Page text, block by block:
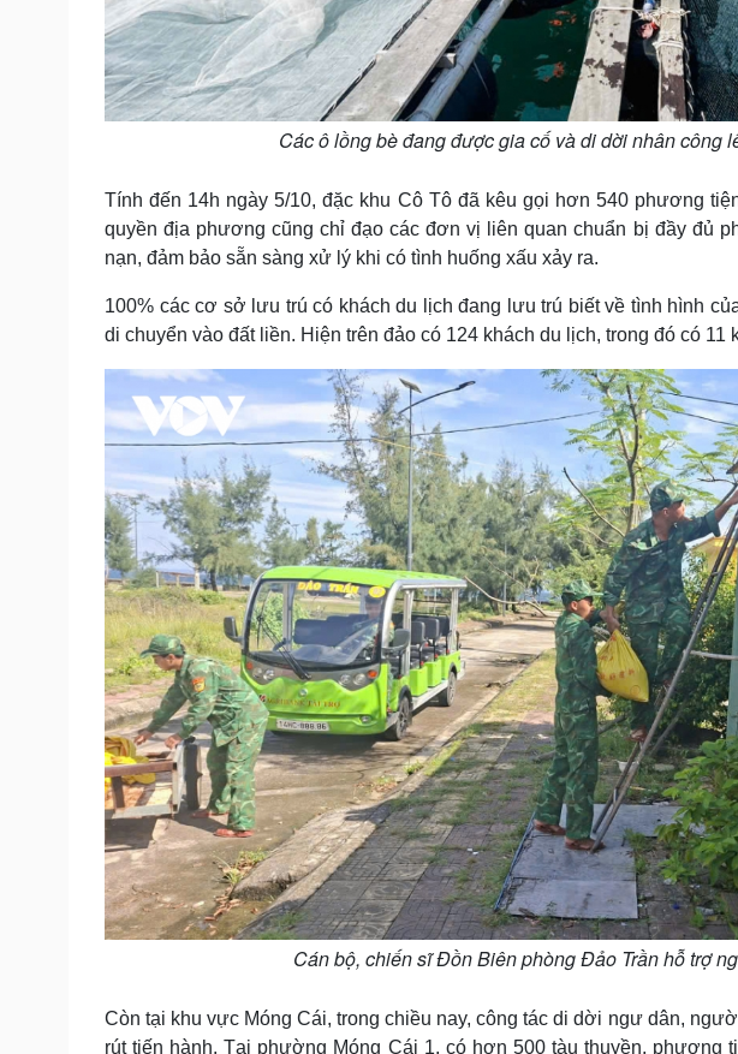
Các ô lồng bè đang được gia cố và di dời nhân công
Tính đến 14h ngày 5/10, đặc khu Cô Tô đã kêu gọi hơn 540 phương
quyền địa phương cũng chỉ đạo các đơn vị liên quan chuẩn bị đầy đủ
nạn, đảm bảo sẵn sàng xử lý khi có tình huống xấu xảy ra.
100% các cơ sở lưu trú có khách du lịch đang lưu trú biết về tình hình
di chuyển vào đất liền. Hiện trên đảo có 124 khách du lịch, trong đó có 11
Cán bộ, chiến sĩ Đồn Biên phòng Đảo Trần hỗ trợ
Còn tại khu vực Móng Cái, trong chiều nay, công tác di dời ngư dân,
rút tiến hành. Tại phường Móng Cái 1, có hơn 500 tàu thuyền, phương